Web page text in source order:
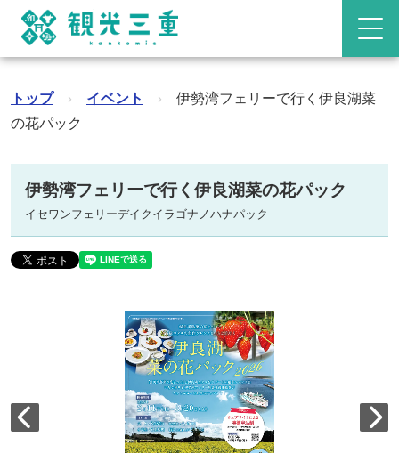
トップ › イベント ›
伊勢湾フェリーで行く伊良湖菜
の花パック
伊勢湾フェリーで行く伊良湖菜の花パック
イセワンフェリーデイクイラゴナノハナパック